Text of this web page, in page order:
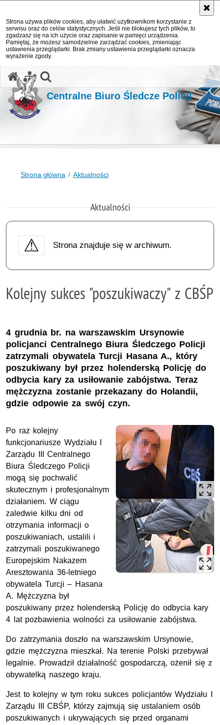
Strona używa plików cookies, aby ułatwić użytkownikom korzystanie z
serwisu oraz do celów statystycznych. Jeśli nie blokujesz tych plików, to
zgadzasz się na ich użycie oraz zapisanie w pamięci urządzenia.
Pamiętaj, że możesz samodzielnie zarządzać cookies, zmieniając
ustawienia przeglądarki. Brak zmiany ustawienia przeglądarki oznacza
wyrażenie zgody.
Centralne Biuro Śledcze Policji
Strona główna Aktualności
Aktualności
Strona znajduje się w archiwum.
Kolejny sukces "poszukiwaczy" z CBŚP
4 grudnia br. na warszawskim Ursynowie
policjanci Centralnego Biura Śledczego Policji
zatrzymali obywatela Turcji Hasana A., który
poszukiwany był przez holenderską Policję do
odbycia kary za usiłowanie zabójstwa. Teraz
mężczyzna zostanie przekazany do Holandii,
gdzie odpowie za swój czyn.
Po raz kolejny
funkcjonariusze Wydziału I
Zarządu III Centralnego
Biura Śledczego Policji
mogą się pochwalić
skutecznym i profesjonalnym
działaniem. W ciągu
zaledwie kilku dni od
otrzymania informacji o
poszukiwaniach, ustalili i
zatrzymali poszukiwanego
Europejskim Nakazem
Aresztowania 36-letniego
obywatela Turcji – Hasana
A. Mężczyzna był
poszukiwany przez holenderską Policję do odbycia kary
4 lat pozbawienia wolności za usiłowanie zabójstwa.
Do zatrzymania doszło na warszawskim Ursynowie,
gdzie mężczyzna mieszkał. Na terenie Polski przebywał
legalnie. Prowadził działalność gospodarczą, ożenił się z
obywatelką naszego kraju.
Jest to kolejny w tym roku sukces policjantów Wydziału I
Zarządu III CBŚP, którzy zajmują się ustalaniem osób
poszukiwanych i ukrywających się przed organami